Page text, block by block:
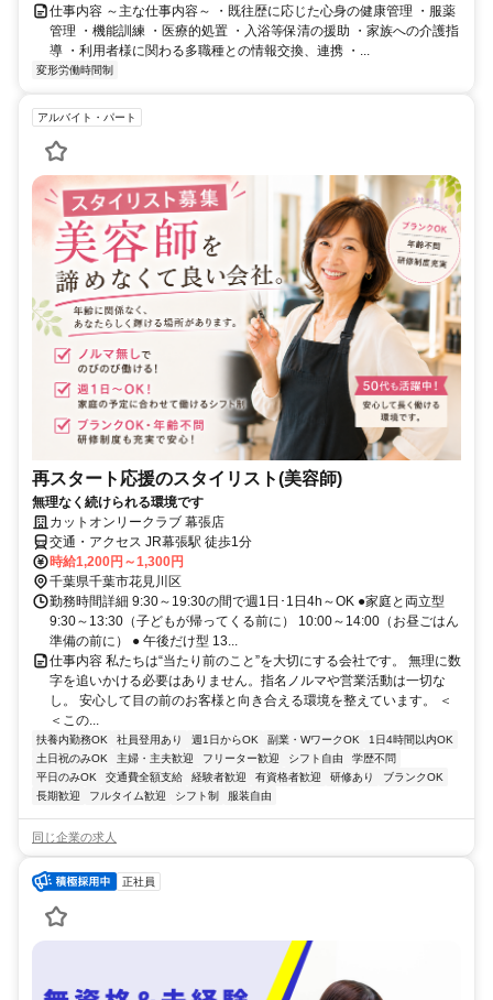
仕事内容 ～主な仕事内容～ ・既往歴に応じた心身の健康管理 ・服薬
管理 ・機能訓練 ・医療的処置 ・入浴等保清の援助 ・家族への介護指
導 ・利用者様に関わる多職種との情報交換、連携 ・...
変形労働時間制
アルバイト・パート
再スタート応援のスタイリスト(美容師)
無理なく続けられる環境です
カットオンリークラブ 幕張店
交通・アクセス JR幕張駅 徒歩1分
時給1,200円～1,300円
千葉県千葉市花見川区
勤務時間詳細 9:30～19:30の間で週1日･1日4h～OK ●家庭と両立型
9:30～13:30（子どもが帰ってくる前に） 10:00～14:00（お昼ごはん
準備の前に） ● 午後だけ型 13...
仕事内容 私たちは“当たり前のこと”を大切にする会社です。 無理に数
字を追いかける必要はありません。指名ノルマや営業活動は一切な
し。 安心して目の前のお客様と向き合える環境を整えています。 ＜
＜この...
扶養内勤務OK 社員登用あり 週1日からOK 副業・WワークOK
1日4時間以内OK
土日祝のみOK
主婦・主夫歓迎 フリーター歓迎 シフト自由
学歴不問
平日のみOK
交通費全額支給 経験者歓迎 有資格者歓迎 研修あり
ブランクOK
長期歓迎
フルタイム歓迎 シフト制 服装自由
同じ企業の求人
正社員